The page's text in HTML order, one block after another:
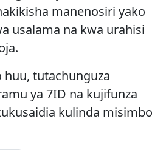
manenosiri yako
usalama na kwa urahisi
huu, tutachunguza
ya 7ID na kujifunza
kulinda misimbo